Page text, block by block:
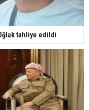
tahliye edildi